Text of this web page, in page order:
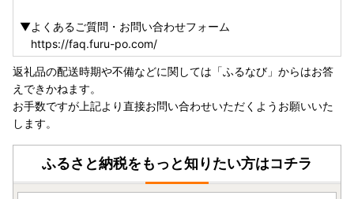
必要な添付書類、送付先についても 旭川市ホームページ
案内しております。
御理解と御協力をお願いいたします。
■返礼品について
入金確認後の寄附者様都合の申込みのキャンセル、返礼品の
変更・返品はお受けできかねます。
また、寄附者様都合でお受け取りができなかった際の再配送
は致しかねますので、予めご了承ください。
▼よくあるご質問・お問い合わせフォーム
https://faq.furu-po.com/
返礼品の配送時期や不備などに関しては「ふるなび」からはお答
えできかねます。
お手数ですが上記より直接お問い合わせいただくようお願いいた
します。
ふるさと納税をもっと知りたい方はコチラ